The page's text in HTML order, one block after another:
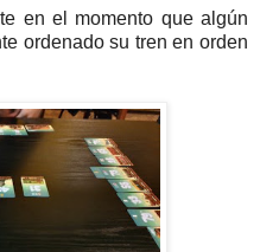
en el momento que algún
ordenado su tren en orden